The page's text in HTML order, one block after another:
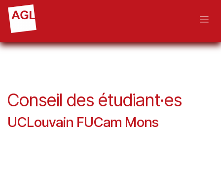
Se rendre au contenu
Conseil des étudiant·es
UCLouvain FUCam Mons